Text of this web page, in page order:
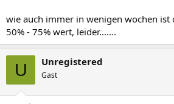
wie auch immer in wenigen wochen ist
50% - 75% wert, leider.......
U Unregistered
Gast